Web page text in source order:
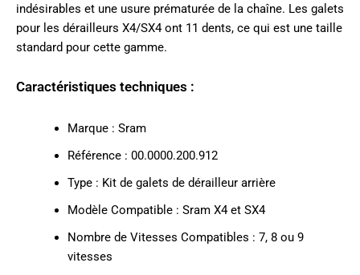
indésirables et une usure prématurée de la chaîne. Les galets
pour les dérailleurs X4/SX4 ont 11 dents, ce qui est une taille
standard pour cette gamme.
Caractéristiques techniques :
Marque : Sram
Référence : 00.0000.200.912
Type : Kit de galets de dérailleur arrière
Modèle Compatible : Sram X4 et SX4
Nombre de Vitesses Compatibles : 7, 8 ou 9
vitesses